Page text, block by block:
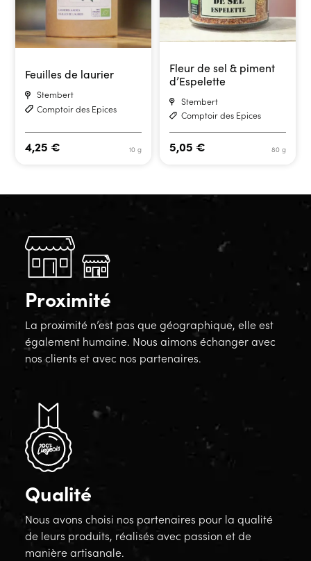
Feuilles de laurier
Stembert
Comptoir des Epices
10 g
4,25€
Fleur de sel & piment
d’Espelette
Stembert
Comptoir des Epices
80 g
5,05 €
Proximité
La proximité n’est pas que géographique, elle est
également humaine. Nous aimons échanger avec
nos clients et avec nos partenaires.
Qualité
Nous avons choisi nos partenaires pour la qualité
de leurs produits, réalisés avec passion et de
manière artisanale.